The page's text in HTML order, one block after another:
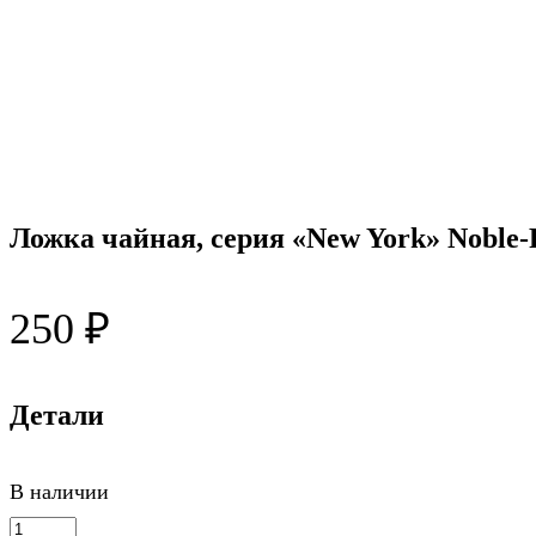
Ложка чайная, серия «New York» Noble-
250 ₽
Детали
В наличии
Количество